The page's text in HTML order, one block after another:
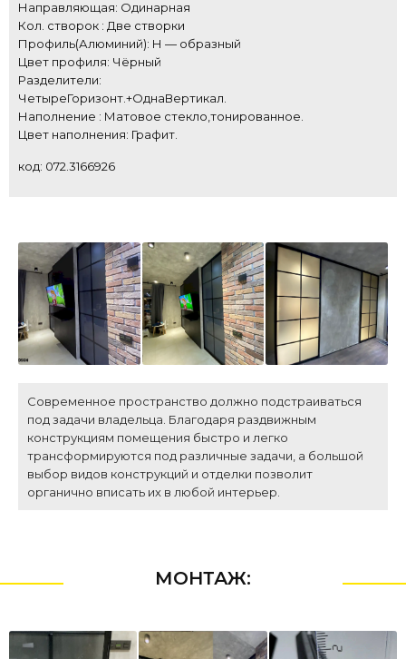
Направляющая: Одинарная
Кол. створок : Две створки
Профиль(Алюминий): Н — образный
Цвет профиля: Чёрный
Разделители:
ЧетыреГоризонт.+ОднаВертикал.
Наполнение : Матовое стекло,тонированное.
Цвет наполнения: Графит.
код: 072.3166926
Современное пространство должно подстраиваться
под задачи владельца. Благодаря раздвижным
конструкциям помещения быстро и легко
трансформируются под различные задачи, а большой
выбор видов конструкций и отделки позволит
органично вписать их в любой интерьер.
МОНТАЖ: